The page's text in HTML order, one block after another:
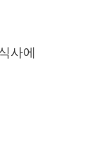
사에